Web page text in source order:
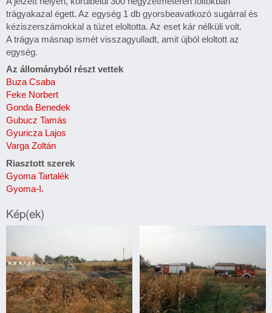
trágyakazal égett. Az egység 1 db gyorsbeavatkozó sugárral és
kéziszerszámokkal a tüzet eloltotta. Az eset kár nélküli volt.
A trágya másnap ismét visszagyulladt, amit újból eloltott az
egység.
Az állományból részt vettek
Buza Csaba
Feke Norbert
Gonda Benedek
Gubucz Tamás
Gyuricza Lajos
Varga Zoltán
Riasztott szerek
Gyoma Tartalék
Gyoma-I.
Kép(ek)